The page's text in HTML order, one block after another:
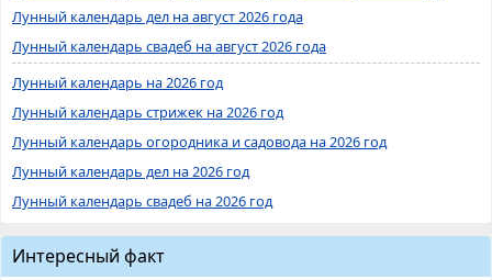
Лунный календарь дел на август 2026 года
Лунный календарь свадеб на август 2026 года
Лунный календарь на 2026 год
Лунный календарь стрижек на 2026 год
Лунный календарь огородника и садовода на 2026 год
Лунный календарь дел на 2026 год
Лунный календарь свадеб на 2026 год
Интересный факт